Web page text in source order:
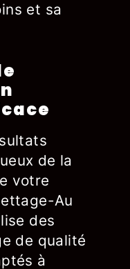
et sa
de la
votre
Au
des
de qualité
à